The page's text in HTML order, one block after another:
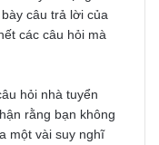
câu trả lời của
các câu hỏi mà
hỏi nhà tuyển
rằng bạn không
một vài suy nghĩ